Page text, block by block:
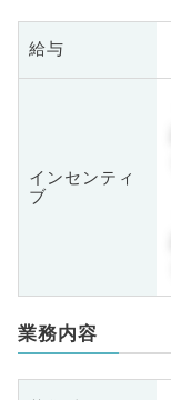
給与
インセンティ
ブ
業務内容